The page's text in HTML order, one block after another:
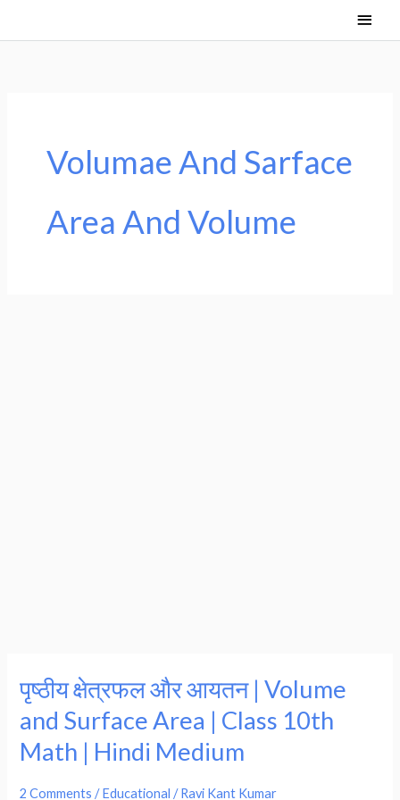
Main
Menu
Volumae And Sarface
Area And Volume
पृष्ठीय क्षेत्रफल और आयतन | Volume
and Surface Area | Class 10th
Math | Hindi Medium
2 Comments /Educational /Ravi Kant Kumar
पृष्ठीय
क्षेत्रफल
और
आयतन